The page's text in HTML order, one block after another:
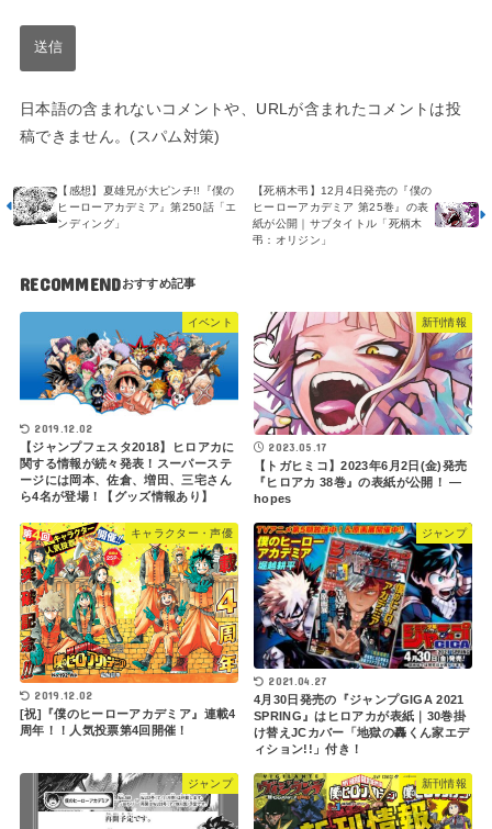
日本語の含まれないコメントや、URLが含まれたコメントは投
稿できません。(スパム対策)
【死柄木弔】12月4日発売の『僕の
ヒーローアカデミア 第25巻』の表
紙が公開｜サブタイトル「死柄木
弔：オリジン」
【感想】夏雄兄が大ピンチ!!『僕の
ヒーローアカデミア』第250話「エ
ンディング」
RECOMMEND
イベント
2019.12.02
【ジャンプフェスタ2018】ヒロアカに
関する情報が続々発表！スーパーステ
ージには岡本、佐倉、増田、三宅さん
ら4名が登場！【グッズ情報あり】
新刊情報
2023.05.17
【トガヒミコ】2023年6月2日(金)発売
『ヒロアカ 38巻』の表紙が公開！ ―
hopes
キャラクター・声優
2019.12.02
[祝]『僕のヒーローアカデミア』連載4
周年！！人気投票第4回開催！
ジャンプ
2021.04.27
4月30日発売の『ジャンプGIGA 2021
SPRING』はヒロアカが表紙｜30巻掛
け替えJCカバー「地獄の轟くん家エデ
ィション!!」付き！
ジャンプ 新刊情報